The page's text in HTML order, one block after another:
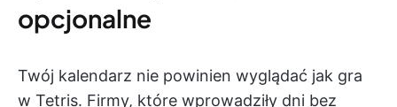
opcjonalne
Twój kalendarz nie powinien wyglądać jak gra
w Tetris. Firmy, które wprowadziły dni bez